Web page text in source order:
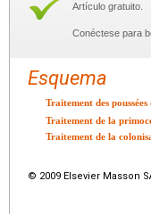
Artículo gratuito.
Conéctese para
Esquema
Traitement des
Traitement de la
Traitement de la
© 2009 Elsevier Masson